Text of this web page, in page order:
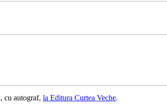
cu autograf, la Editura Curtea Veche.